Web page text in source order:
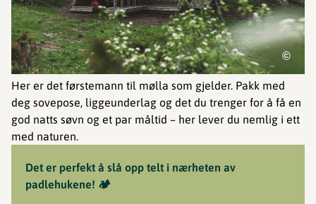
©
Her er det førstemann til mølla som gjelder. Pakk med
deg sovepose, liggeunderlag og det du trenger for å få en
god natts søvn og et par måltid – her lever du nemlig i ett
med naturen.
Det er perfekt å slå opp telt i nærheten av
padlehukene! 🏕️